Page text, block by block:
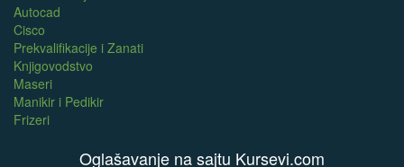
Autocad
Cisco
Prekvalifikacije i Zanati
Knjigovodstvo
Maseri
Manikir i Pedikir
Frizeri
Oglašavanje na sajtu Kursevi.com